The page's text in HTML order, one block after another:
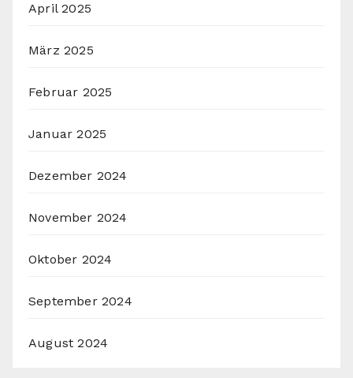
April 2025
März 2025
Februar 2025
Januar 2025
Dezember 2024
November 2024
Oktober 2024
September 2024
August 2024